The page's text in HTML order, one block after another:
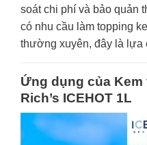
soát chi phí và bảo quản
có nhu cầu làm topping
thường xuyên, đây là lựa
Ứng dụng của
Rich’s ICEHOT 1L